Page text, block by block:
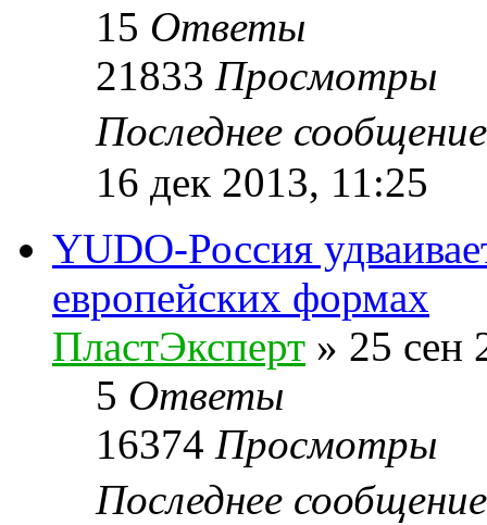
15 Ответы
21833 Просмотры
Последнее
16 дек 2013, 11:25
YUDO-Россия
европейских формах
ПластЭксперт » 25 сен
5 Ответы
16374 Просмотры
Последнее